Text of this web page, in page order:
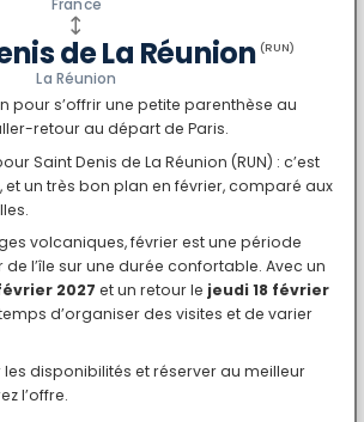
France
de La Réunion (RUN)
La Réunion
pour s’offrir une petite parenthèse au
retour au départ de Paris.
Saint Denis de La Réunion (RUN) : c’est
et un très bon plan en février, comparé aux
volcaniques, février est une période
l’île sur une durée confortable. Avec un
2027 et un retour le jeudi 18 février
d’organiser des visites et de varier
les disponibilités et réserver au meilleur
l’offre.